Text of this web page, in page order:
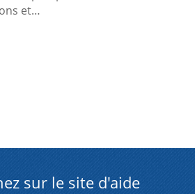
et…
sur le site d'aide